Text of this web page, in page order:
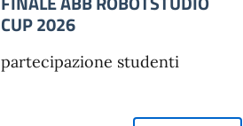
CUP 2026
partecipazione studenti